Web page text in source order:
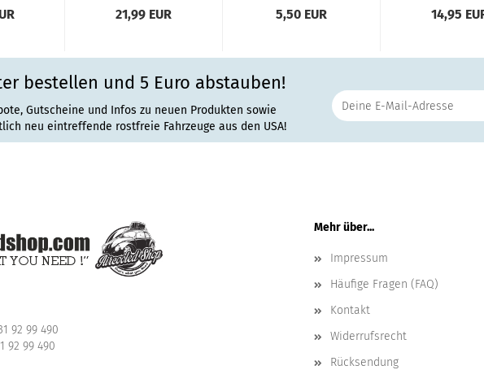
21,99 EUR 5,50 EUR 14,95
bestellen und 5 Euro abstauben!
Gutscheine und Infos zu neuen Produkten sowie
neu eintreffende rostfreie Fahrzeuge aus den USA!
92 99 490
92 99 490
Mehr über...
Impressum
Häufige Fragen (FAQ)
Kontakt
Widerrufsrecht
Rücksendung